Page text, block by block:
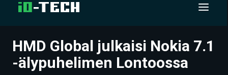
UUTISET
HMD Global julkaisi Nokia 7.1
-älypuhelimen Lontoossa